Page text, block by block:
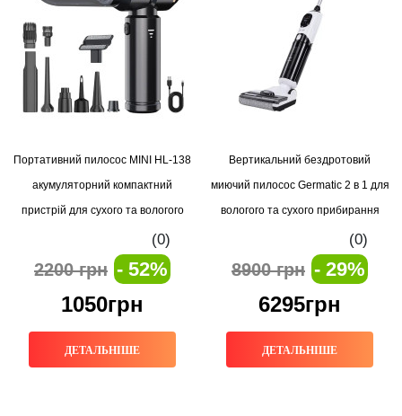
Портативний пилосос MINI HL-138
акумуляторний компактний
пристрій для сухого та вологого
прибирання будинку, автомобіля
та офісу
(0)
2200 грн - 52%
1050грн
ДЕТАЛЬНІШЕ
Вертикальний бездротовий
миючий пилосос Germatic 2 в 1 для
вологого та сухого прибирання
акумуляторний, потужний та тихий
для дому та офісу
(0)
8900 грн - 29%
6295грн
ДЕТАЛЬНІШЕ